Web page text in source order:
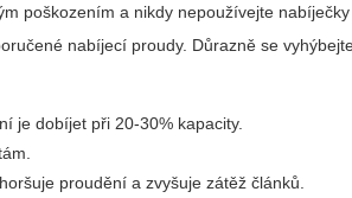
poškozením a nikdy nepoužívejte
nabíjecí proudy. Důrazně se
je dobíjet při 20-30% kapacity.
proudění a zvyšuje zátěž článků.